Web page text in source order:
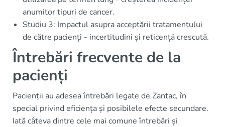
anumitor tipuri de cancer.
Studiu 3: Impactul asupra acceptării tratamentului
de către pacienți - incertitudini și reticență crescută.
Întrebări frecvente de la
pacienți
Pacienții au adesea întrebări legate de Zantac, în
special privind eficiența și posibilele efecte secundare.
Iată câteva dintre cele mai comune întrebări și